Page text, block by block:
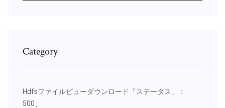
Category
Hdfsファイルビューダウンロード「ステータス」：
500、